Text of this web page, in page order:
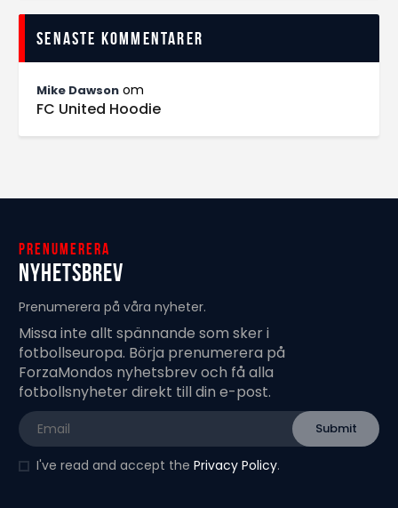
Senaste kommentarer
Mike Dawson om
FC United Hoodie
Prenumerera
Nyhetsbrev
Prenumerera på våra nyheter.
Missa inte allt spännande som sker i
fotbollseuropa. Börja prenumerera på
ForzaMondos nyhetsbrev och få alla
fotbollsnyheter direkt till din e-post.
I've read and accept the Privacy Policy.